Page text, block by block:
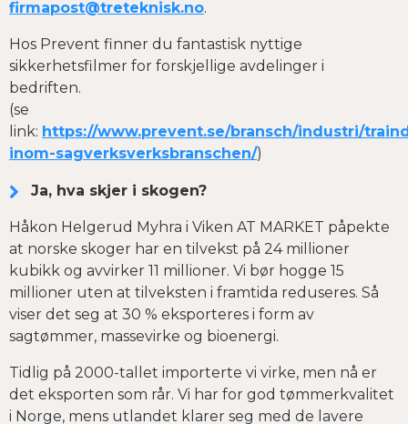
firmapost@treteknisk.no.
Hos Prevent finner du fantastisk nyttige
sikkerhetsfilmer for forskjellige avdelinger i
bedriften.
(se
link: https://www.prevent.se/bransch/industri/
inom-sagverksverksbranschen/)
Ja, hva skjer i skogen?
Håkon Helgerud Myhra i Viken AT MARKET påpekte
at norske skoger har en tilvekst på 24 millioner
kubikk og avvirker 11 millioner. Vi bør hogge 15
millioner uten at tilveksten i framtida reduseres. Så
viser det seg at 30 % eksporteres i form av
sagtømmer, massevirke og bioenergi.
Tidlig på 2000-tallet importerte vi virke, men nå er
det eksporten som rår. Vi har for god tømmerkvalitet
i Norge, mens utlandet klarer seg med de lavere